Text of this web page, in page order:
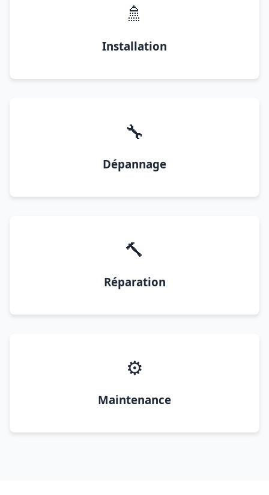
🚿
Installation
🔧
Dépannage
🔨
Réparation
⚙️
Maintenance